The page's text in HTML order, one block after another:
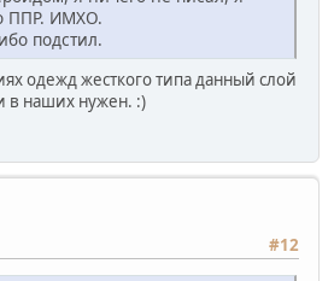
ППР. ИМХО.
подстил.
одежд жесткого типа данный слой
в наших нужен. :)
#12